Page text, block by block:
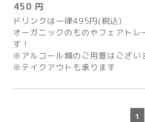
450 円
ドリンクは一律495円(税込)
オーガニックのものやフェアト
す！
※アルコール類のご用意はござい
※テイクアウトも承ります
1